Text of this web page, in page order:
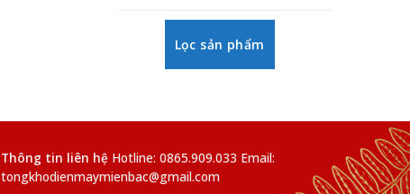
Lọc sản phẩm
Thông tin liên hệ Hotline: 0865.909.033 Email:
tongkhodienmaymienbac@gmail.com